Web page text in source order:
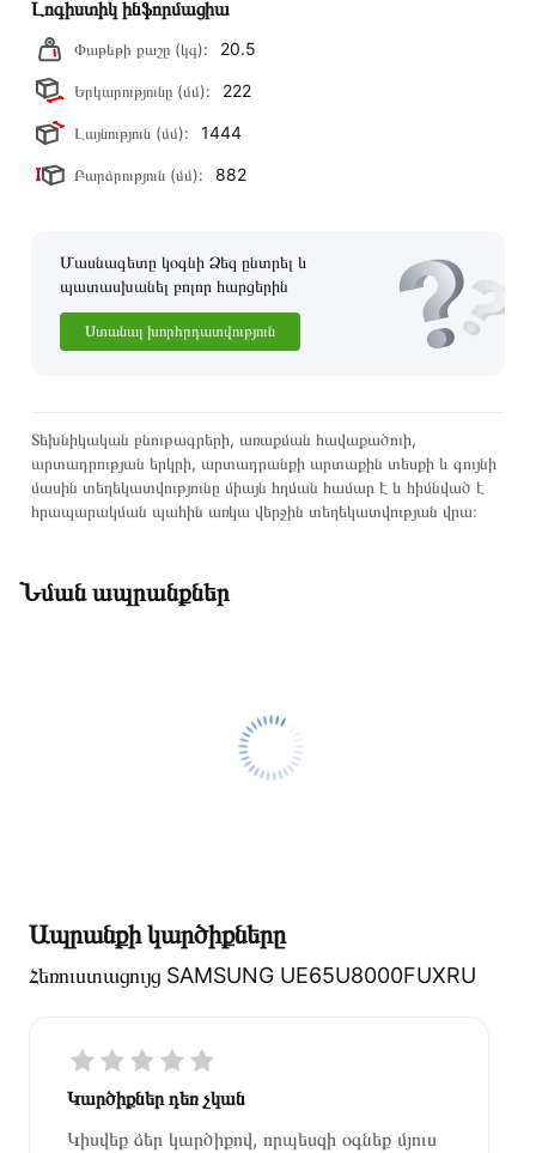
Լոգիստիկ ինֆորմացիա
Փաթեթի քաշը (կգ): 20.5
Երկարությունը (մմ): 222
Լայնություն (մմ): 1444
Բարձրություն (մմ): 882
Մասնագետը կօգնի Ձեզ ընտրել և
պատասխանել բոլոր հարցերին
Ստանալ խորհրդատվություն
Տեխնիկական բնութագրերի, առաքման հավաքածուի,
արտադրության երկրի, արտադրանքի արտաքին տեսքի և գույնի
մասին տեղեկատվությունը միայն հղման համար է և հիմնված է
հրապարակման պահին առկա վերջին տեղեկատվության վրա։
Նման ապրանքներ
Ապրանքի կարծիքները
Հեռուստացույց SAMSUNG UE65U8000FUXRU
Կարծիքներ դեռ չկան
Կիսվեք ձեր կարծիքով, որպեսզի օգնեք մյուս